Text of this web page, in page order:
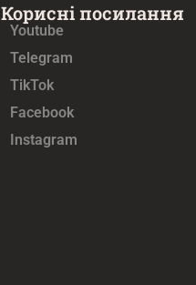
Корисні посилання
Youtube
Telegram
TikTok
Facebook
Instagram